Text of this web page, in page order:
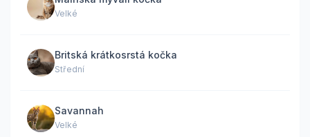
Velké
Britská krátkosrstá kočka
Střední
Savannah
Velké